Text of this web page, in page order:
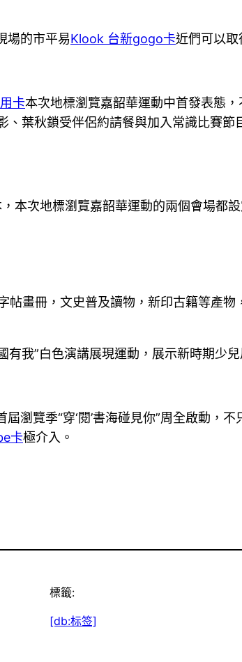
場的市平易Klook 台新gogo卡近們可以取
卡本次地標瀏覽嘉韶華運動中首發表態
葉秋鎖受伴侶約請餐與加入常識比賽
本次地標瀏覽嘉韶華運動的兩個會場都
帖畫冊，文史普及讀物，新印古籍等產
我”白色演講展現運動，展示新時期少兒
瀏覽季“穿‘閱’書海碰見你”周全啟動，不
卡極介入。
標籤:
[db:标签]